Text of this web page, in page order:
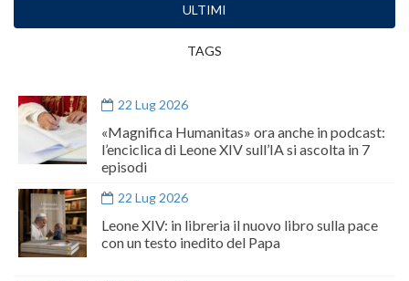
ULTIMI
TAGS
22 Lug 2026
«Magnifica Humanitas» ora anche in podcast:
l’enciclica di Leone XIV sull’IA si ascolta in 7
episodi
22 Lug 2026
Leone XIV: in libreria il nuovo libro sulla pace
con un testo inedito del Papa